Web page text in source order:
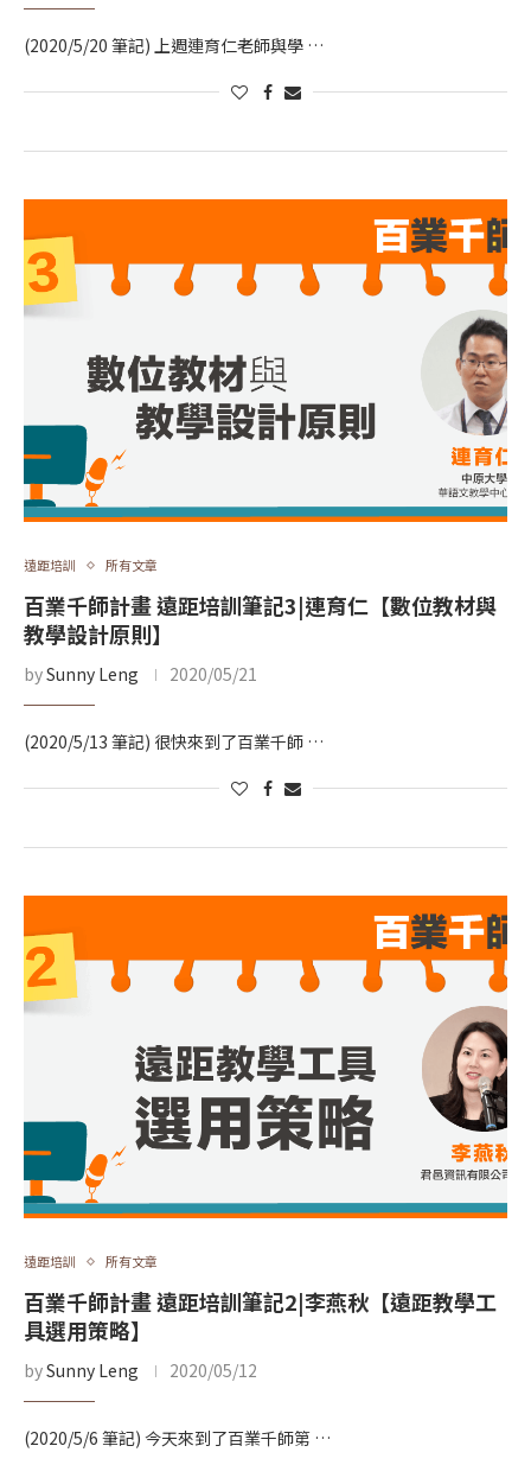
(2020/5/20 筆記) 上週連育仁老師與學 …
遠距培訓 所有文章
百業千師計畫 遠距培訓筆記3|連育仁【數位教材與
教學設計原則】
bySunny Leng 2020/05/21
(2020/5/13 筆記) 很快來到了百業千師 …
遠距培訓 所有文章
百業千師計畫 遠距培訓筆記2|李燕秋【遠距教學工
具選用策略】
bySunny Leng 2020/05/12
(2020/5/6 筆記) 今天來到了百業千師第 …